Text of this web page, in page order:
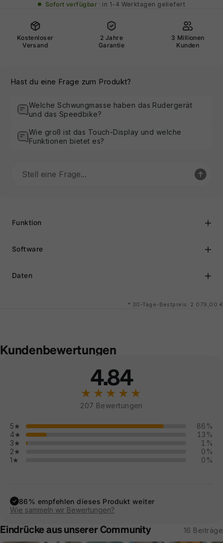
Sofort verfügbar in 1-4 Werktagen geliefert
Kostenloser
Versand
2 Jahre
Garantie
3 Millionen
Kunden
Hast du eine Frage zum Produkt?
Welche Schwungmasse haben das Rudergerät
und das Speedbike?
Wie groß ist das Touch-Display und welche
Funktionen bietet es?
Funktion
Software
Daten
* 30-Tage-Bestpreis: 2.079,00 €
Kundenbewertungen
4.84
★★★★★
207 Bewertungen
5★
86%
4★
13%
3★
1%
2★
0%
1★
0%
✓ 86% empfehlen dieses Produkt weiter
Wie sammeln wir Bewertungen?
Eindrücke aus unserer Community 16 Beiträge